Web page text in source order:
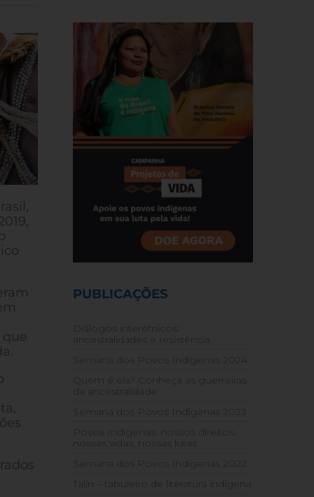
que
PUBLICAÇÕES
Diálogos interétnicos:
ancestralidades e resistência
Semana dos Povos Indígenas 2024
Quem é ela? Conheça as guerreiras
da ancestralidade
Semana dos Povos Indígenas 2023
Povos Indígenas: nossos direitos,
nossas vidas, nossas lutas
Semana dos Povos Indígenas 2022
Talin – tabuleiro de literatura indígena